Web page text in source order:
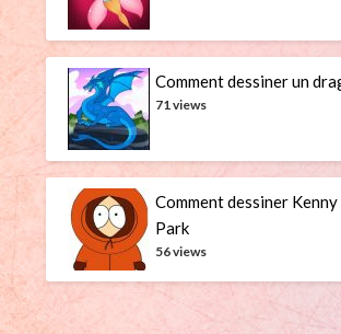
Comment dessiner un
71 views
Comment dessiner
Park
56 views